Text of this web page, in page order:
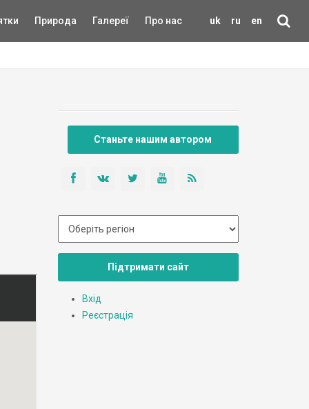
uk ru en
Природа Галереї Про нас
Станьте нашим автором
Підтримати сайт
Вхід
Реєстрація